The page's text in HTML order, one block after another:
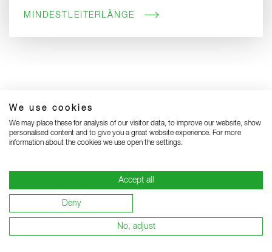
We use cookies
We may place these for analysis of our visitor data, to improve our website, show
personalised content and to give you a great website experience. For more
information about the cookies we use open the settings.
Accept all
Deny
No, adjust
MINDESTLEITERLÄNGE